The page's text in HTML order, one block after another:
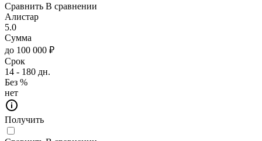
Сравнить В сравнении
Алистар
5.0
Сумма
до 100 000 ₽
Срок
14 - 180 дн.
Без %
нет
Получить